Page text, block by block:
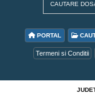
CAUTARE
PORTAL
Termeni si Conditii